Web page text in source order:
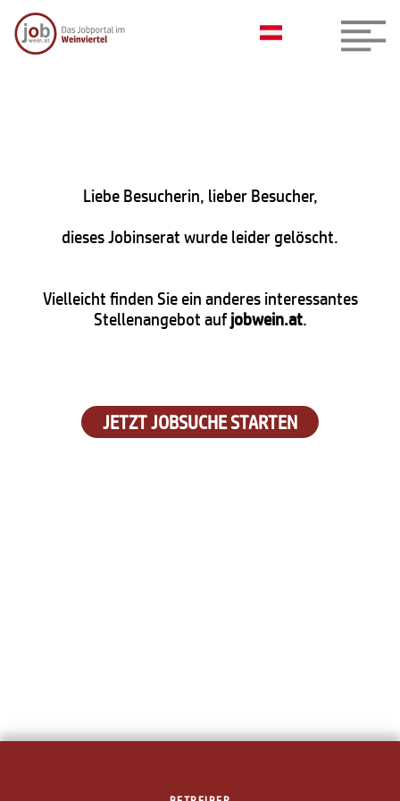
Liebe Besucherin, lieber Besucher,
dieses Jobinserat wurde leider gelöscht.
Vielleicht finden Sie ein anderes interessantes
Stellenangebot aufjobwein.at.
JETZT JOBSUCHE STARTEN